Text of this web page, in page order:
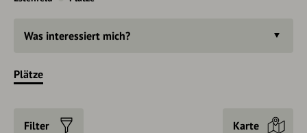
Was interessiert mich?
Plätze
Filter Karte